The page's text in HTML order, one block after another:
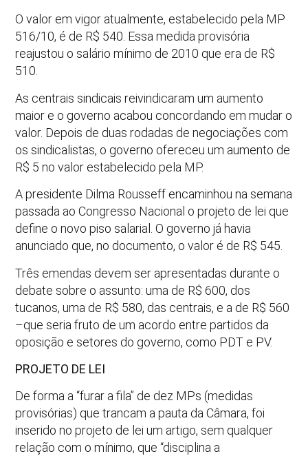
O valor em vigor atualmente, estabelecido pela MP
516/10, é de R$ 540. Essa medida provisória
reajustou o salário mínimo de 2010 que era de R$
510.
As centrais sindicais reivindicaram um aumento
maior e o governo acabou concordando em mudar o
valor. Depois de duas rodadas de negociações com
os sindicalistas, o governo ofereceu um aumento de
R$ 5 no valor estabelecido pela MP.
A presidente Dilma Rousseff encaminhou na semana
passada ao Congresso Nacional o projeto de lei que
define o novo piso salarial. O governo já havia
anunciado que, no documento, o valor é de R$ 545.
Três emendas devem ser apresentadas durante o
debate sobre o assunto: uma de R$ 600, dos
tucanos, uma de R$ 580, das centrais, e a de R$ 560
–que seria fruto de um acordo entre partidos da
oposição e setores do governo, como PDT e PV.
PROJETO DE LEI
De forma a “furar a fila” de dez MPs (medidas
provisórias) que trancam a pauta da Câmara, foi
inserido no projeto de lei um artigo, sem qualquer
relação com o mínimo, que “disciplina a